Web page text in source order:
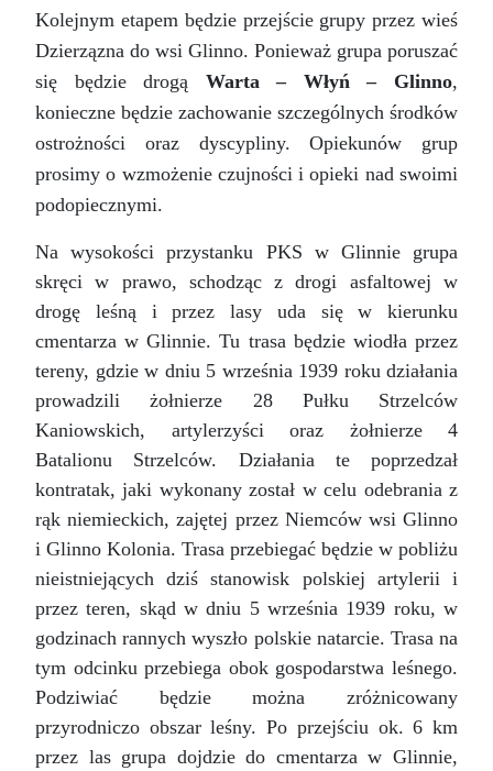
Kolejnym etapem będzie przejście grupy przez wieś
Dzierzązna do wsi Glinno. Ponieważ grupa poruszać
się będzie drogą Warta – Włyń – Glinno,
konieczne będzie zachowanie szczególnych środków
ostrożności oraz dyscypliny. Opiekunów grup
prosimy o wzmożenie czujności i opieki nad swoimi
podopiecznymi.
Na wysokości przystanku PKS w Glinnie grupa
skręci w prawo, schodząc z drogi asfaltowej w
drogę leśną i przez lasy uda się w kierunku
cmentarza w Glinnie. Tu trasa będzie wiodła przez
tereny, gdzie w dniu 5 września 1939 roku działania
prowadzili żołnierze 28 Pułku Strzelców
Kaniowskich, artylerzyści oraz żołnierze 4
Batalionu Strzelców. Działania te poprzedzał
kontratak, jaki wykonany został w celu odebrania z
rąk niemieckich, zajętej przez Niemców wsi Glinno
i Glinno Kolonia. Trasa przebiegać będzie w pobliżu
nieistniejących dziś stanowisk polskiej artylerii i
przez teren, skąd w dniu 5 września 1939 roku, w
godzinach rannych wyszło polskie natarcie. Trasa na
tym odcinku przebiega obok gospodarstwa leśnego.
Podziwiać będzie można zróżnicowany
przyrodniczo obszar leśny. Po przejściu ok. 6 km
przez las grupa dojdzie do cmentarza w Glinnie,